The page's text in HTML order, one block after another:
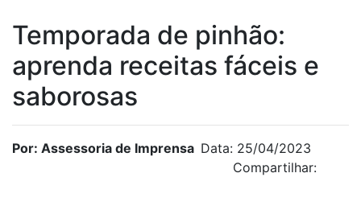
Temporada de pinhão:
aprenda receitas fáceis e
saborosas
Por: Assessoria de Imprensa Data: 25/04/2023
Compartilhar: